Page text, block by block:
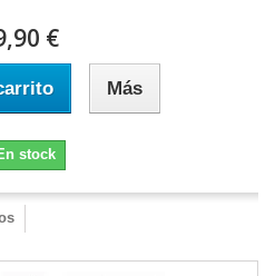
€
Más
stock